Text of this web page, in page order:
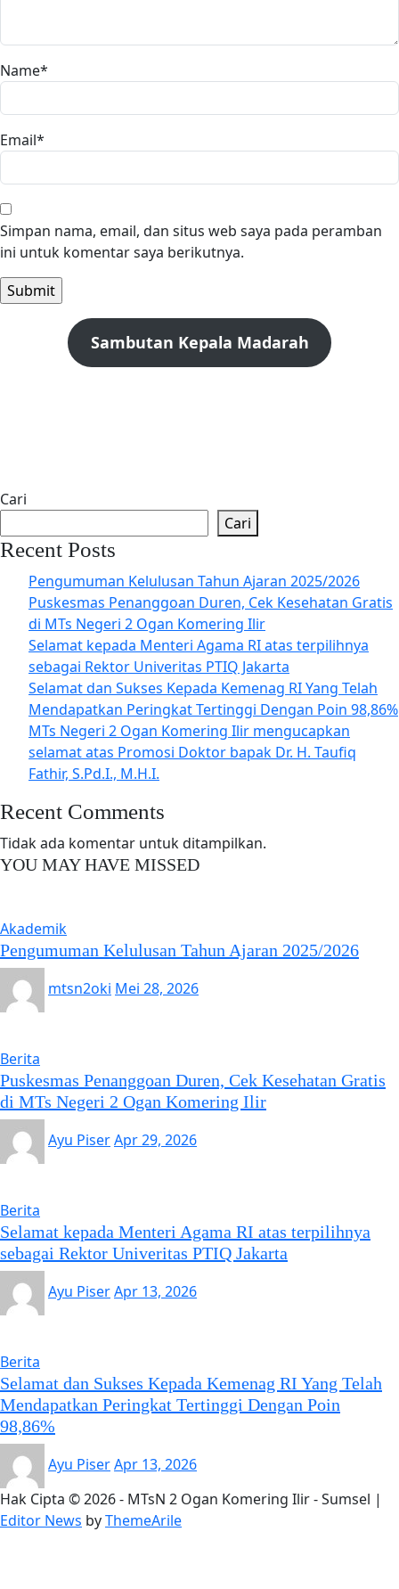
Name*
Email*
Simpan nama, email, dan situs web saya pada peramban
ini untuk komentar saya berikutnya.
Sambutan Kepala Madarah
Cari
Cari
Recent Posts
Pengumuman Kelulusan Tahun Ajaran 2025/2026
Puskesmas Penanggoan Duren, Cek Kesehatan Gratis
di MTs Negeri 2 Ogan Komering Ilir
Selamat kepada Menteri Agama RI atas terpilihnya
sebagai Rektor Univeritas PTIQ Jakarta
Selamat dan Sukses Kepada Kemenag RI Yang Telah
Mendapatkan Peringkat Tertinggi Dengan Poin 98,86%
MTs Negeri 2 Ogan Komering Ilir mengucapkan
selamat atas Promosi Doktor bapak Dr. H. Taufiq
Fathir, S.Pd.I., M.H.I.
Recent Comments
Tidak ada komentar untuk ditampilkan.
YOU MAY HAVE MISSED
Akademik
Pengumuman Kelulusan Tahun Ajaran 2025/2026
mtsn2oki Mei 28, 2026
Berita
Puskesmas Penanggoan Duren, Cek Kesehatan Gratis
di MTs Negeri 2 Ogan Komering Ilir
Ayu PiserApr 29, 2026
Berita
Selamat kepada Menteri Agama RI atas terpilihnya
sebagai Rektor Univeritas PTIQ Jakarta
Ayu PiserApr 13, 2026
Berita
Selamat dan Sukses Kepada Kemenag RI Yang Telah
Mendapatkan Peringkat Tertinggi Dengan Poin
98,86%
Ayu PiserApr 13, 2026
Hak Cipta © 2026 - MTsN 2 Ogan Komering Ilir - Sumsel |
Editor News byThemeArile